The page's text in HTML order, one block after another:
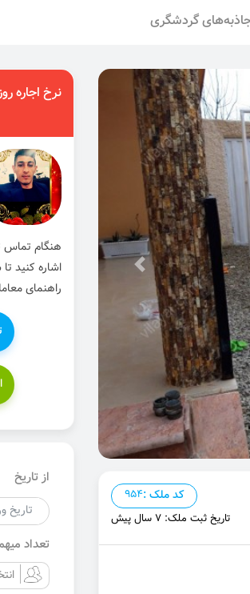
گردشگری
کد ملک :954
تاریخ ثبت ملک: 7 سال پیش
نرخ اجاره
اشاره کنید
راهنمای
از تاریخ
تعداد